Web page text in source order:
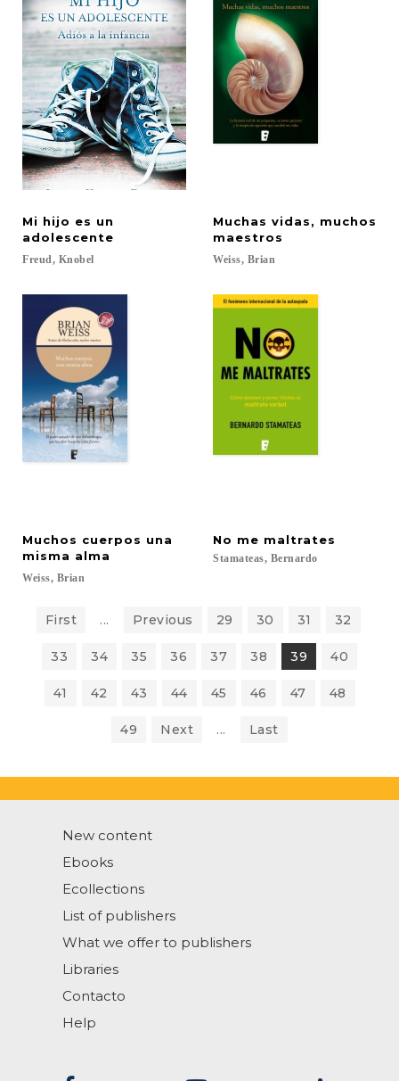
Mi hijo es un
adolescente
Freud, Knobel
Muchas vidas, muchos
maestros
Weiss, Brian
Muchos cuerpos una
misma alma
Weiss, Brian
No me maltrates
Stamateas, Bernardo
First ... Previous 29 30 31 32
33 34 35 36 37 38 39 40
41 42 43 44 45 46 47 48
49 Next ... Last
New content
Ebooks
Ecollections
List of publishers
What we offer to publishers
Libraries
Contacto
Help